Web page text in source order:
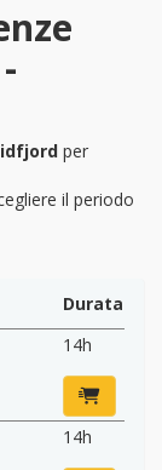
per
il periodo
Durata
14h
14h